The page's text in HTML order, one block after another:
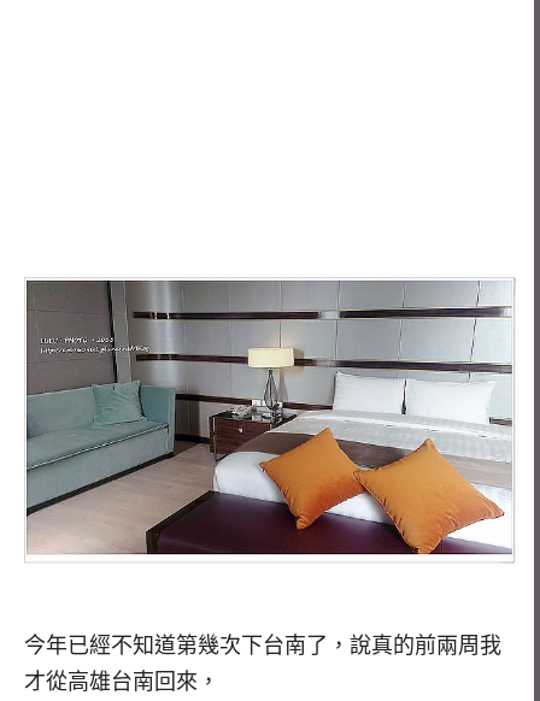
今年已經不知道第幾次下台南了，說真的前兩周我
才從高雄台南回來，